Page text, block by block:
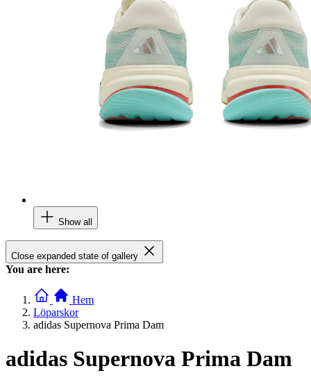
Show all
Close expanded state of gallery
You are here:
Hem
Löparskor
adidas Supernova Prima Dam
adidas Supernova Prima Dam